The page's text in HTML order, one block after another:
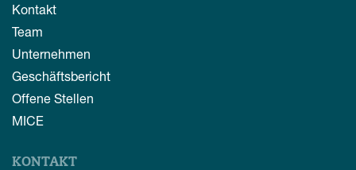
Kontakt
Team
Unternehmen
Geschäftsbericht
Offene Stellen
MICE
KONTAKT